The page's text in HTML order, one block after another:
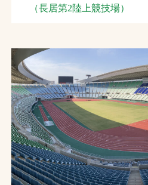
文字の見えづらさや操作
（長居第2陸上競技場）